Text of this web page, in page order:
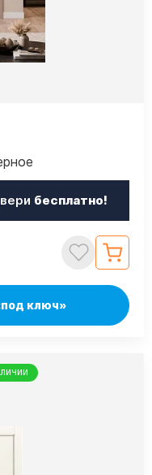
бесплатно!
ключ»